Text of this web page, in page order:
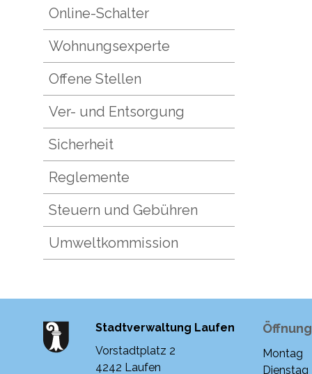
Online-Schalter
Wohnungsexperte
Offene Stellen
Ver- und Entsorgung
Sicherheit
Reglemente
Steuern und Gebühren
Umweltkommission
Stadtverwaltung Laufen
Vorstadtplatz 2
4242 Laufen
Montag
Dienstag